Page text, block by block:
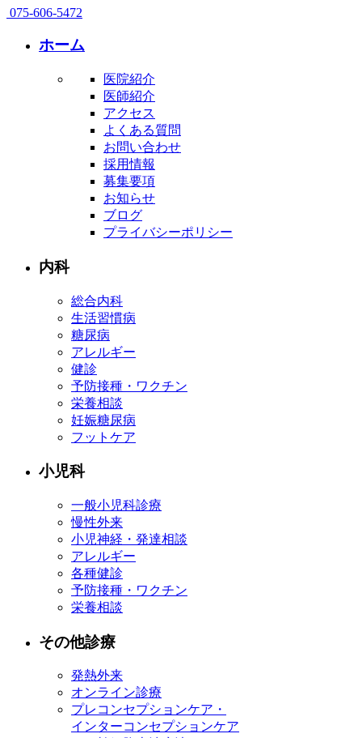
075-606-5472
ホーム
医院紹介
医師紹介
アクセス
よくある質問
お問い合わせ
採用情報
募集要項
お知らせ
ブログ
プライバシーポリシー
内科
総合内科
生活習慣病
糖尿病
アレルギー
健診
予防接種・ワクチン
栄養相談
妊娠糖尿病
フットケア
小児科
一般小児科診療
慢性外来
小児神経・発達相談
アレルギー
各種健診
予防接種・ワクチン
栄養相談
その他診療
発熱外来
オンライン診療
プレコンセプションケア・
インターコンセプションケア